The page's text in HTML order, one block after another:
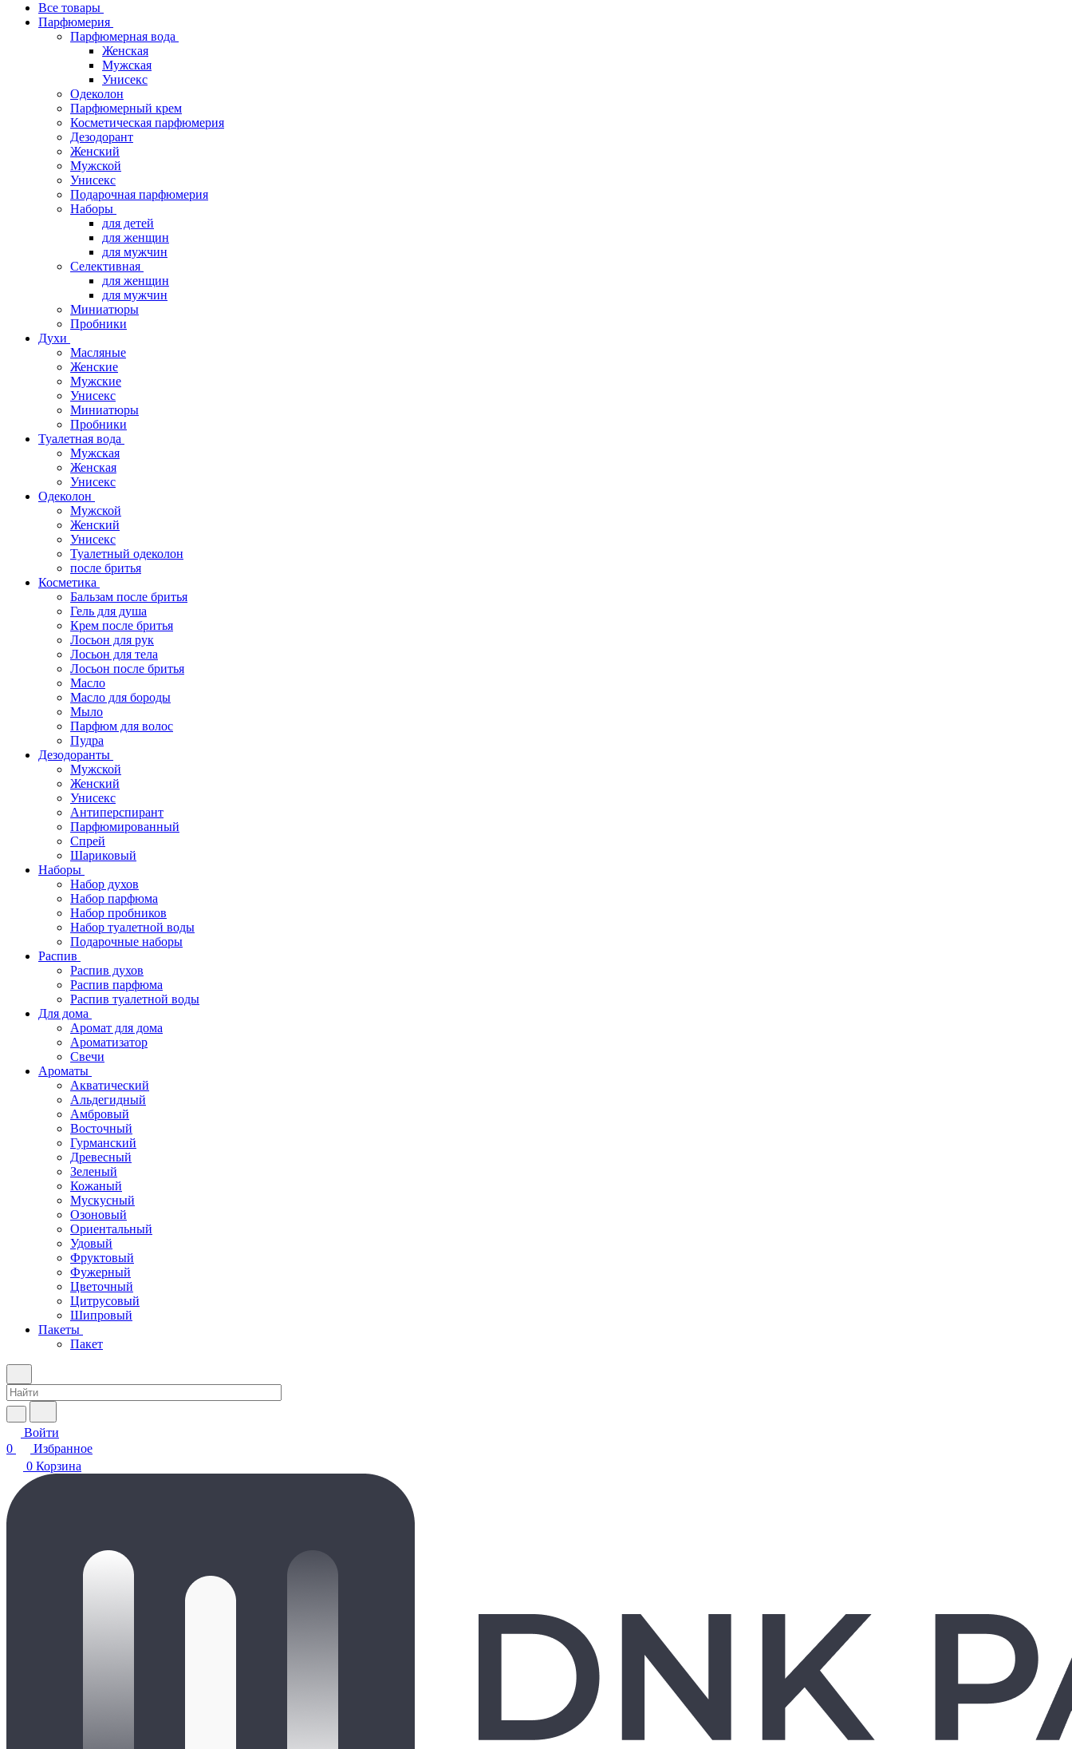
Все товары
Парфюмерия
Парфюмерная вода
Женская
Мужская
Унисекс
Одеколон
Парфюмерный крем
Косметическая парфюмерия
Дезодорант
Женский
Мужской
Унисекс
Подарочная парфюмерия
Наборы
для детей
для женщин
для мужчин
Селективная
для женщин
для мужчин
Миниатюры
Пробники
Духи
Масляные
Женские
Мужские
Унисекс
Миниатюры
Пробники
Туалетная вода
Мужская
Женская
Унисекс
Одеколон
Мужской
Женский
Унисекс
Туалетный одеколон
после бритья
Косметика
Бальзам после бритья
Гель для душа
Крем после бритья
Лосьон для рук
Лосьон для тела
Лосьон после бритья
Масло
Масло для бороды
Мыло
Парфюм для волос
Пудра
Дезодоранты
Мужской
Женский
Унисекс
Антиперспирант
Парфюмированный
Спрей
Шариковый
Наборы
Набор духов
Набор парфюма
Набор пробников
Набор туалетной воды
Подарочные наборы
Распив
Распив духов
Распив парфюма
Распив туалетной воды
Для дома
Аромат для дома
Ароматизатор
Свечи
Ароматы
Акватический
Альдегидный
Амбровый
Восточный
Гурманский
Древесный
Зеленый
Кожаный
Мускусный
Озоновый
Ориентальный
Удовый
Фруктовый
Фужерный
Цветочный
Цитрусовый
Шипровый
Пакеты
Пакет
Войти
0
Избранное
0 Корзина